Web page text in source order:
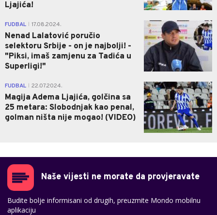
Ljajića!
FUDBAL 17.08.2024.
Nenad Lalatović poručio
selektoru Srbije - on je najbolji! -
"Piksi, imaš zamjenu za Tadića u
Superligi!"
2
FUDBAL 22.07.2024.
Magija Adema Ljajića, golčina sa
25 metara: Slobodnjak kao penal,
golman ništa nije mogao! (VIDEO)
0
Naše vijesti ne morate da provjeravate
Budite bolje informisani od drugih, preuzmite Mondo mobilnu
aplikaciju